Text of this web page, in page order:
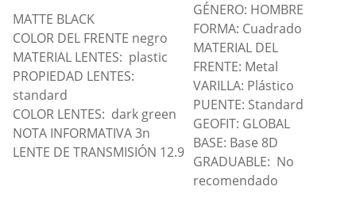
MATTE BLACK
COLOR DEL FRENTE negro
MATERIAL LENTES: plastic
PROPIEDAD LENTES:
standard
COLOR LENTES: dark green
NOTA INFORMATIVA 3n
LENTE DE TRANSMISIÓN 12.9
GÉNERO: HOMBRE
FORMA: Cuadrado
MATERIAL DEL
FRENTE: Metal
VARILLA: Plástico
PUENTE: Standard
GEOFIT: GLOBAL
BASE: Base 8D
GRADUABLE: No
recomendado